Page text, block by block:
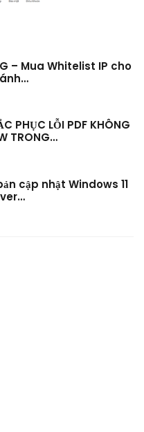
– Mua Whitelist IP cho
PHỤC LỖI PDF KHÔNG
TRONG…
cập nhật Windows 11